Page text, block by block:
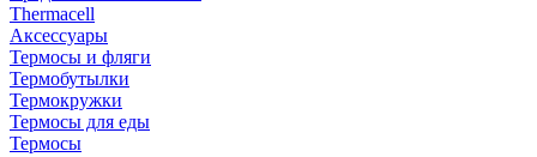
Thermacell
Аксессуары
Термосы и фляги
Термобутылки
Термокружки
Термосы для еды
Термосы